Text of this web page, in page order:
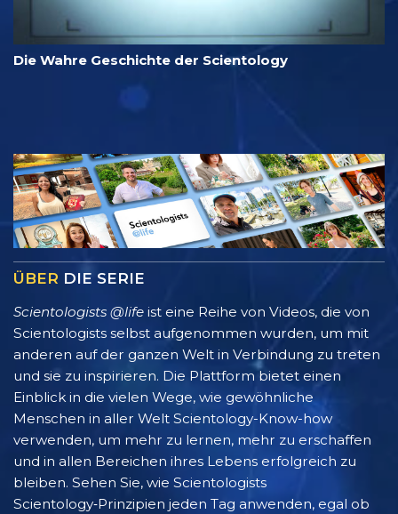
Die Wahre Geschichte der Scientology
ÜBER DIE SERIE
Scientologists @life ist eine Reihe von Videos, die von
Scientologists selbst aufgenommen wurden, um mit
anderen auf der ganzen Welt in Verbindung zu treten
und sie zu inspirieren. Die Plattform bietet einen
Einblick in die vielen Wege, wie gewöhnliche
Menschen in aller Welt Scientology-Know-how
verwenden, um mehr zu lernen, mehr zu erschaffen
und in allen Bereichen ihres Lebens erfolgreich zu
bleiben. Sehen Sie, wie Scientologists
Scientology‑Prinzipien jeden Tag anwenden, egal ob